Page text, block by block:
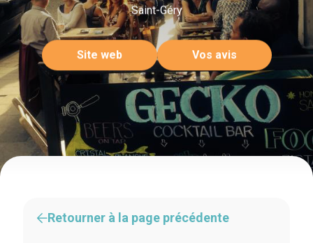
Saint-Géry
Site web Vos avis
Retourner à la page précédente